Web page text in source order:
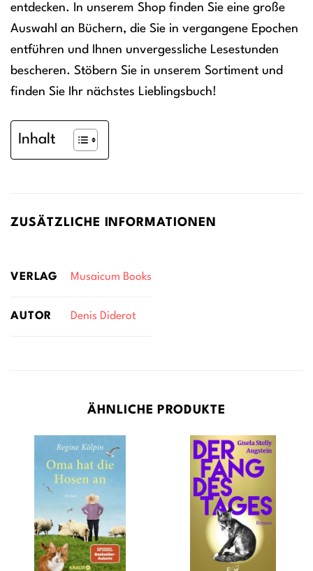
entdecken. In unserem Shop finden Sie eine große
Auswahl an Büchern, die Sie in vergangene Epochen
entführen und Ihnen unvergessliche Lesestunden
bescheren. Stöbern Sie in unserem Sortiment und
finden Sie Ihr nächstes Lieblingsbuch!
Inhalt
ZUSÄTZLICHE INFORMATIONEN
VERLAG Musaicum Books
AUTOR Denis Diderot
ÄHNLICHE PRODUKTE